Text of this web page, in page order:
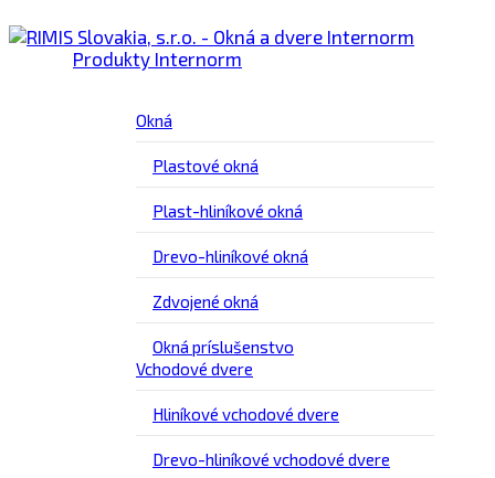
Produkty Internorm
Okná
Plastové okná
Plast-hliníkové okná
Drevo-hliníkové okná
Zdvojené okná
Okná príslušenstvo
Vchodové dvere
Hliníkové vchodové dvere
Drevo-hliníkové vchodové dvere